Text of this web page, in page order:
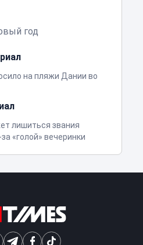
год
на пляжи Дании во
лишиться звания
«голой» вечеринки